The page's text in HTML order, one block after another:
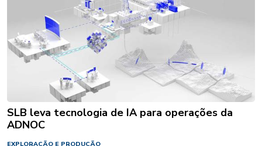
SLB leva tecnologia de IA para operações da
ADNOC
EXPLORAÇÃO E PRODUÇÃO